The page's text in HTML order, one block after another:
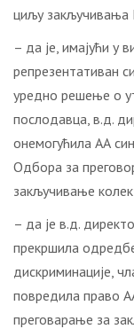
циљу закључивања
– да је, имајући у
репрезентативан
уредно решење о
послодавца, в.д.
онемогућила АА
Одбора за
закључивање
– да је в.д.
прекршила
дискриминације,
повредила право
преговарање за